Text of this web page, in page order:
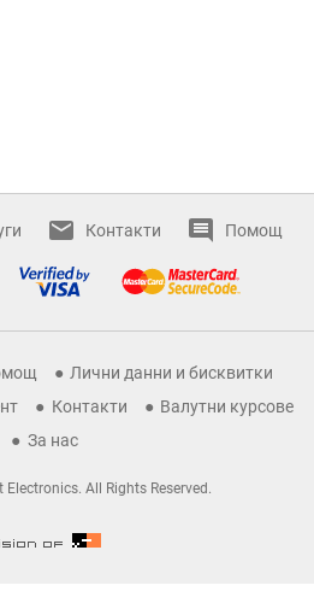
Контакти Помощ
Лични данни и бисквитки
Контакти
Валутни курсове
За нас
All Rights Reserved.